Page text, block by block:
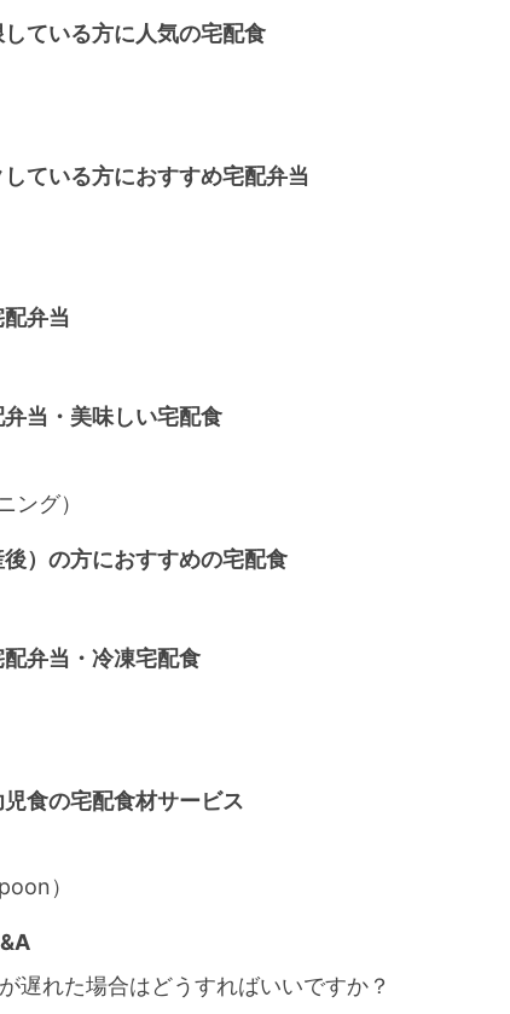
ている方に人気の宅配食
ている方におすすめ宅配弁当
弁当
当・美味しい宅配食
ング）
）の方におすすめの宅配食
弁当・冷凍宅配食
食の宅配食材サービス
）
遅れた場合はどうすればいいですか？